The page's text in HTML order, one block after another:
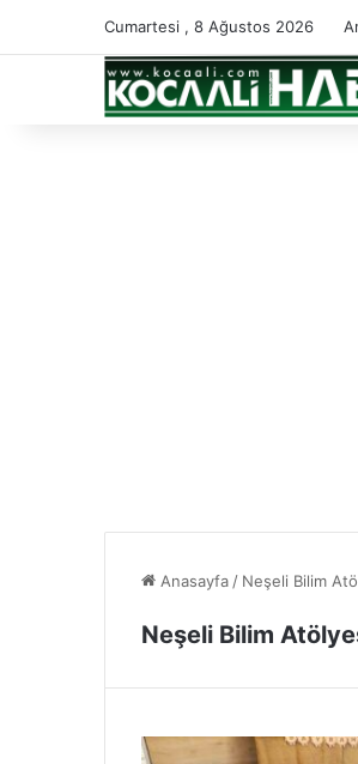
Cumartesi , 8 Ağustos 2026
Anasayfa / Neşeli Bilim
Neşeli Bilim